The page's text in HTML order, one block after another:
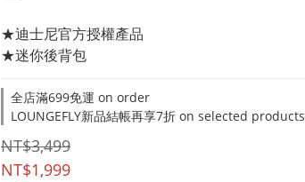
★迪士尼官方授權產品
★迷你後背包
全店滿699免運 on order
LOUNGEFLY新品結帳再享7折 on selected products
NT$3,499
NT$1,999